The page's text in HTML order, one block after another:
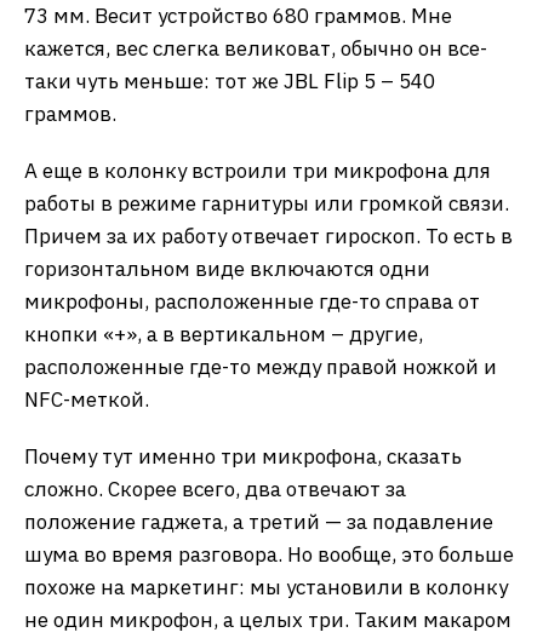
73 мм. Весит устройство 680 граммов. Мне
кажется, вес слегка великоват, обычно он все-
таки чуть меньше: тот же JBL Flip 5 – 540
граммов.
А еще в колонку встроили три микрофона для
работы в режиме гарнитуры или громкой связи.
Причем за их работу отвечает гироскоп. То есть в
горизонтальном виде включаются одни
микрофоны, расположенные где-то справа от
кнопки «+», а в вертикальном – другие,
расположенные где-то между правой ножкой и
NFC-меткой.
Почему тут именно три микрофона, сказать
сложно. Скорее всего, два отвечают за
положение гаджета, а третий — за подавление
шума во время разговора. Но вообще, это больше
похоже на маркетинг: мы установили в колонку
не один микрофон, а целых три. Таким макаром